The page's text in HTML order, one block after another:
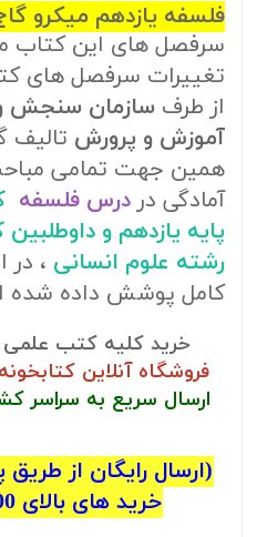
فلسفه یازدهم میکرو
سرفصل های این کتاب
تغییرات سرفصل های
از طرف سازمان سنجش
آموزش و پرورش تالیف
همین جهت تمامی مباحث
آمادگی در درس فلسفه
پایه یازدهم و
رشته علوم انسانی ، در
کامل پوشش داده
خرید کلیه کتب
فروشگاه آنلاین
ارسال سریع به سراسر
(ارسال رایگان از
خرید های بالای 500 هزار تومان)